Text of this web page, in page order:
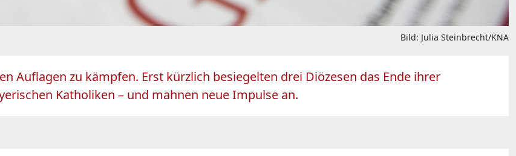
Bild: Julia Steinbrecht/KNA
Auflagen zu kämpfen. Erst kürzlich besiegelten drei Diözesen das Ende ihrer
Katholiken – und mahnen neue Impulse an.